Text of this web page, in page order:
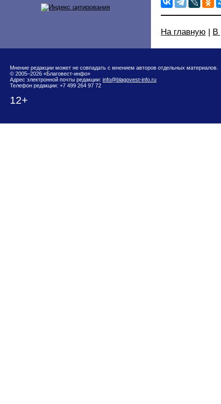
На главную | В
Мнение редакции может не совпадать с мнением авторов отдельных материалов.
© 2005–2026 «Благовест-инфо»
Адрес электронной почты редакции: info@blagovest-info.ru
Телефон редакции: +7 499 264 97 72
12+